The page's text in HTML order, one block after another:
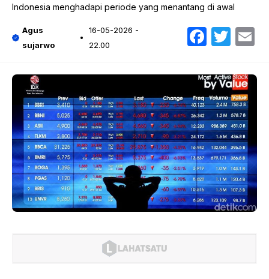
Indonesia menghadapi periode yang menantang di awal
Agus
sujarwo
16-05-2026 -
22.00